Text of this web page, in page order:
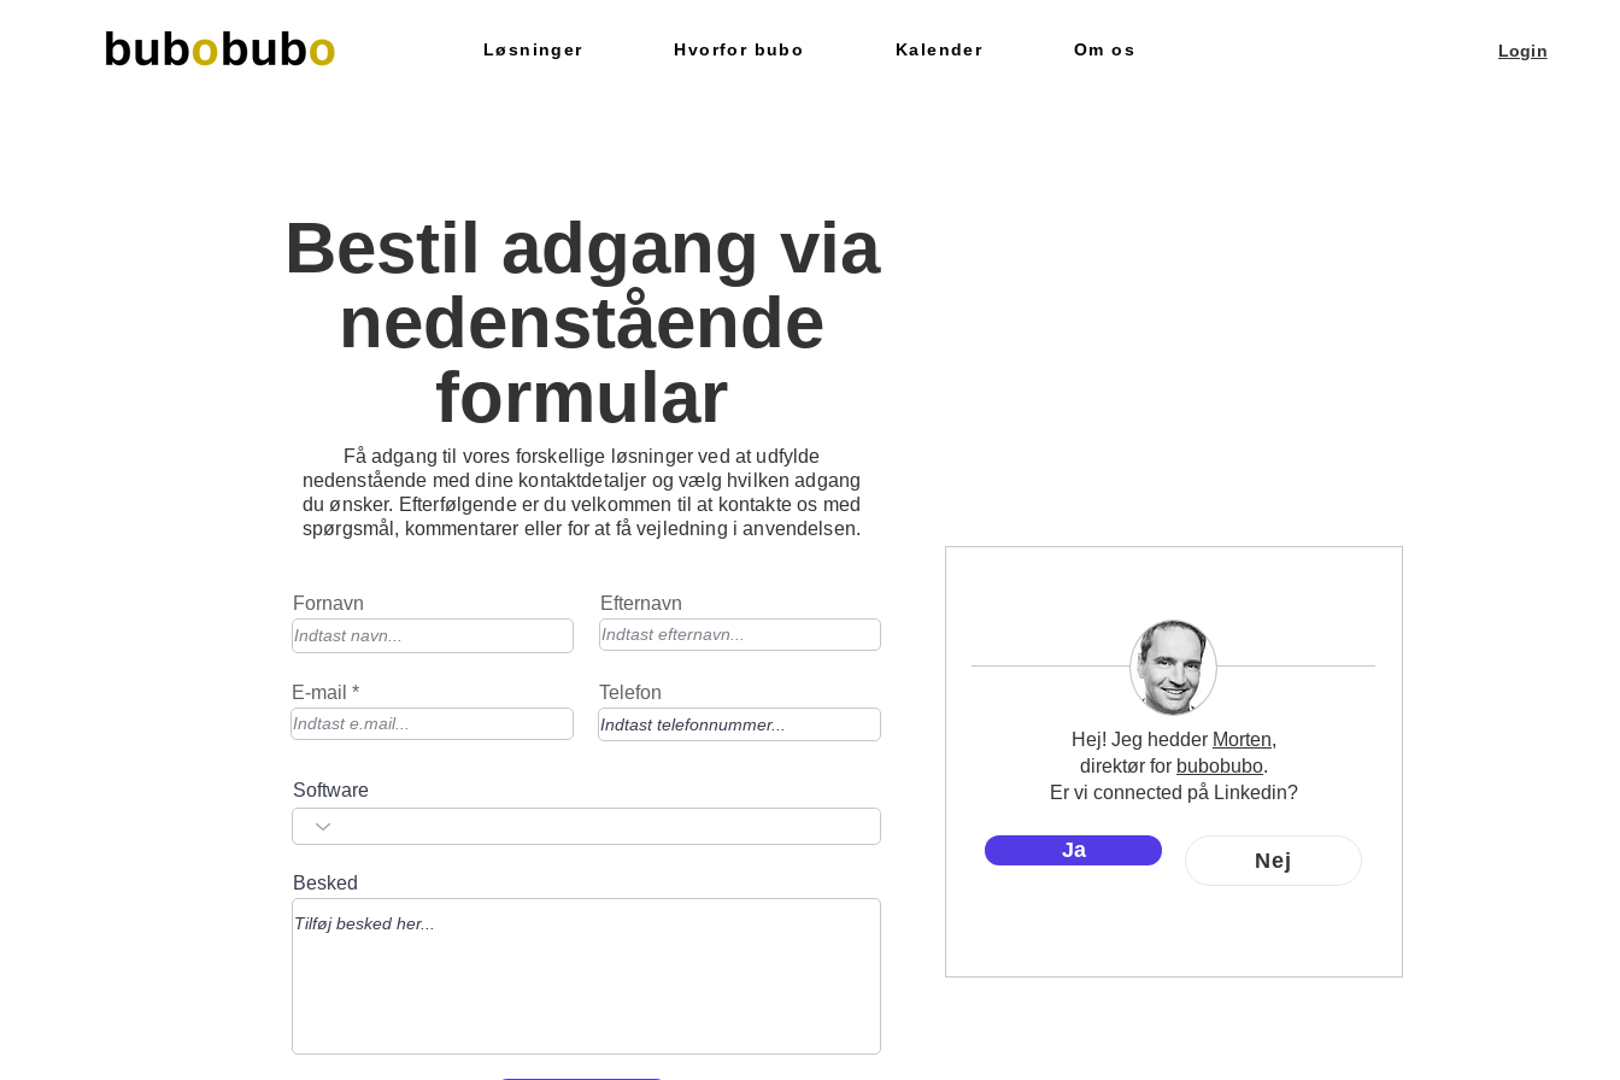
Løsninger Hvorfor bubo Kalender Om os Login
Bestil adgang via
nedenstående
formular
Få adgang til vores forskellige løsninger ved at udfylde
nedenstående med dine kontaktdetaljer og vælg hvilken adgang
du ønsker. Efterfølgende er du velkommen til at kontakte os med
spørgsmål, kommentarer eller for at få vejledning i anvendelsen.
Fornavn Efternavn
E-mail Telefon
Software
Besked
Hej! Jeg hedder Morten,
direktør for bubobubo.
Er vi connected på Linkedin?
Ja Nej